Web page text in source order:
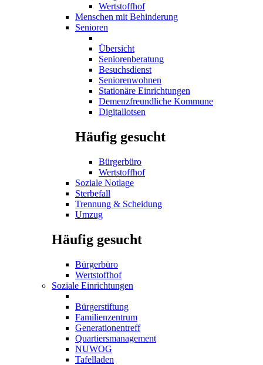
Wertstoffhof
Menschen mit Behinderung
Senioren
Übersicht
Seniorenberatung
Besuchsdienst
Seniorenwohnen
Stationäre Einrichtungen
Demenzfreundliche Kommune
Digitallotsen
Häufig gesucht
Bürgerbüro
Wertstoffhof
Soziale Notlage
Sterbefall
Trennung & Scheidung
Umzug
Häufig gesucht
Bürgerbüro
Wertstoffhof
Soziale Einrichtungen
Bürgerstiftung
Familienzentrum
Generationentreff
Quartiersmanagement
NUWOG
Tafelladen